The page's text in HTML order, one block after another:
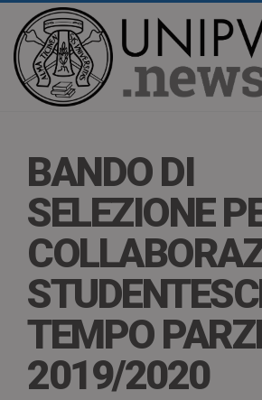
BANDO DI
SELEZIONE
TEMPO
2019/2020